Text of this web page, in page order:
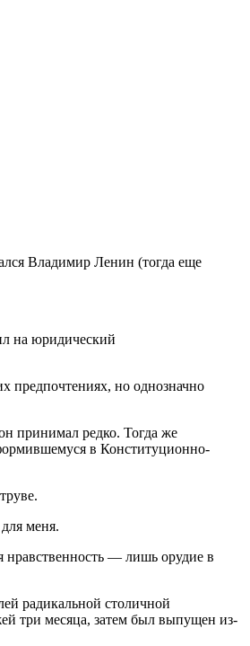
Владимир Ленин (тогда еще
на юридический
предпочтениях, но однозначно
принимал редко. Тогда же
в Конституционно-
меня.
нравственность — лишь орудие в
радикальной столичной
три месяца, затем был выпущен из-